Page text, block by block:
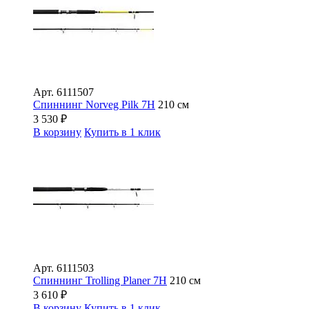
Арт. 6111507
Спиннинг Norveg Pilk 7H 210 см
3 530 ₽
В корзину Купить в 1 клик
Арт. 6111503
Спиннинг Trolling Planer 7H 210 см
3 610 ₽